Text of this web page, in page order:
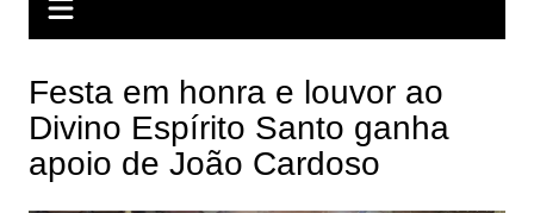
Festa em honra e louvor ao
Divino Espírito Santo ganha
apoio de João Cardoso